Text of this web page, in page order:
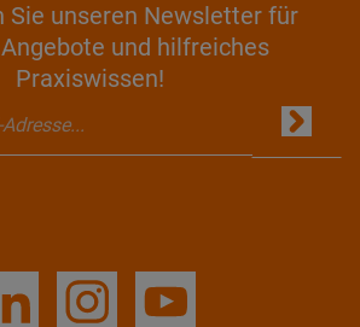
Sie unseren Newsletter für
und hilfreiches
Praxiswissen!